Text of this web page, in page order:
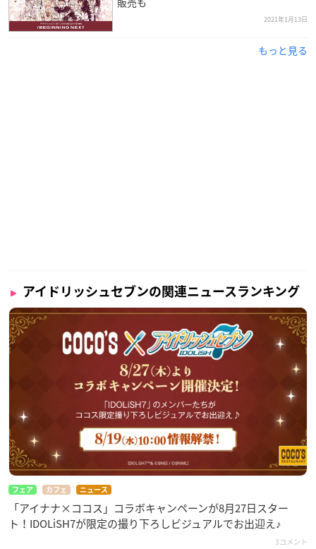
※敬称略
※ABEMA：2,917コイン（3,500円(税込)相当）
・DAY 2 視聴チケット：3,500円（税込）
※ABEMA：2,917コイン（3,500円(税込)相当）
・DAY 1・DAY 2 通し視聴チケット：6,700円（税込）
※ABEMA：5,583コイン（6,700円(税込)相当）
【チケット販売開始日時】
2020年12月17日(木)18:00
※両日・通しチケット共通となります
【チケット販売終了日時】
DAY 1 視聴チケット：2021年1月30日(土)21:00
DAY 2 視聴チケット：2021年1月31日(日)21:00
2021年1月13日
もっと見る
アイドリッシュセブンの関連ニュースランキング
フェア カフェ ニュース
「アイナナ×ココス」コラボキャンペーンが8月27日スター
ト！IDOLiSH7が限定の撮り下ろしビジュアルでお出迎え♪
3コメント